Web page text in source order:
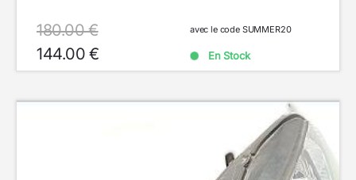
180.00 €
144.00 €
avec le code SUMMER20
En Stock